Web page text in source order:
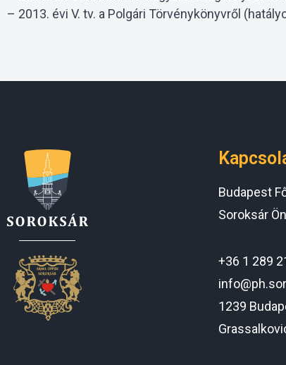
– 2013. évi V. tv. a Polgári Törvénykönyvről
Budapest
Soroksár
+36 1 289
1239